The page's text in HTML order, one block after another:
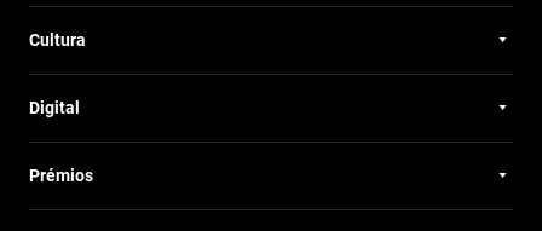
Cultura
Digital
Prémios